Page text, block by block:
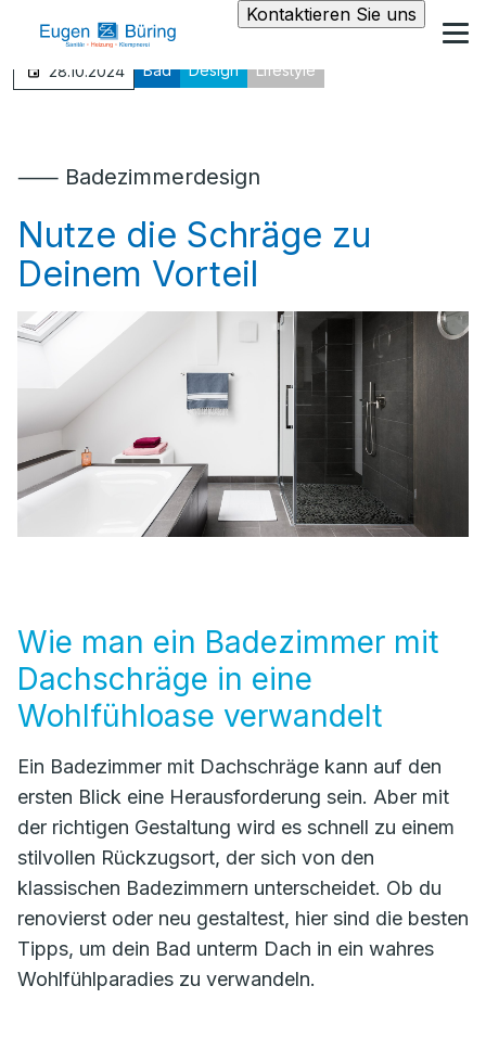
Kontaktieren Sie uns
28.10.2024 Bad Design Lifestyle
⸺ Badezimmerdesign
Nutze die Schräge zu
Deinem Vorteil
Wie man ein Badezimmer mit
Dachschräge in eine
Wohlfühloase verwandelt
Ein Badezimmer mit Dachschräge kann auf den
ersten Blick eine Herausforderung sein. Aber mit
der richtigen Gestaltung wird es schnell zu einem
stilvollen Rückzugsort, der sich von den
klassischen Badezimmern unterscheidet. Ob du
renovierst oder neu gestaltest, hier sind die besten
Tipps, um dein Bad unterm Dach in ein wahres
Wohlfühlparadies zu verwandeln.